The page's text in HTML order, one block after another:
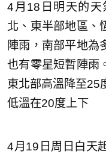
4月18日明天的天
北、東半部地區、
陣雨，南部平地為
也有零星短暫陣雨
東北部高溫降至25
低溫在20度上下
4月19日周日白天